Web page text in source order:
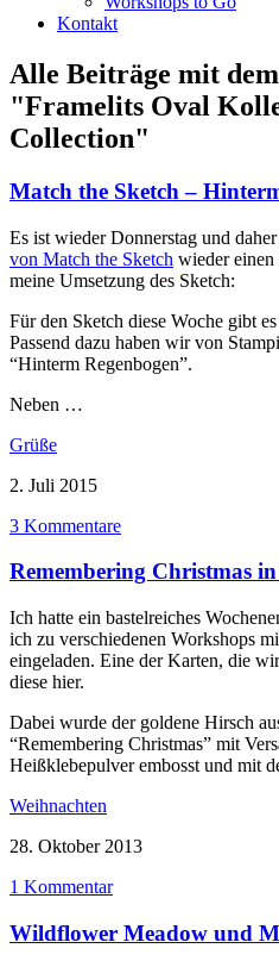
Kontakt
Alle Beiträge mit
"Framelits Oval
Collection"
Match the Sketch –
Es ist wieder Donnerstag und
von Match the Sketch wieder
meine Umsetzung des Sketch:
Für den Sketch diese Woche gibt
Passend dazu haben wir von
“Hinterm Regenbogen”.
Neben …
Grüße
2. Juli 2015
3 Kommentare
Remembering Christmas
Ich hatte ein bastelreiches
ich zu verschiedenen Workshops
eingeladen. Eine der Karten, die
diese hier.
Dabei wurde der goldene Hirsch
“Remembering Christmas” mit
Heißklebepulver embosst und mit
Weihnachten
28. Oktober 2013
1 Kommentar
Wildflower Meadow und